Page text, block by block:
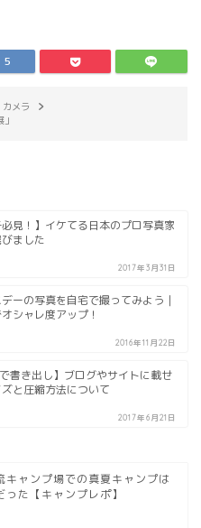
5
カメラ
必見！】イケてる日本のプロ写真家
ました
2017年3月31日
ーの写真を自宅で撮ってみよう｜
シャレ度アップ！
2016年11月22日
書き出し】ブログやサイトに載せ
と圧縮方法について
2017年6月21日
キャンプ場での真夏キャンプは
った【キャンプレポ】